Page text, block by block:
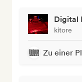
Digital
kitore
Zu einer